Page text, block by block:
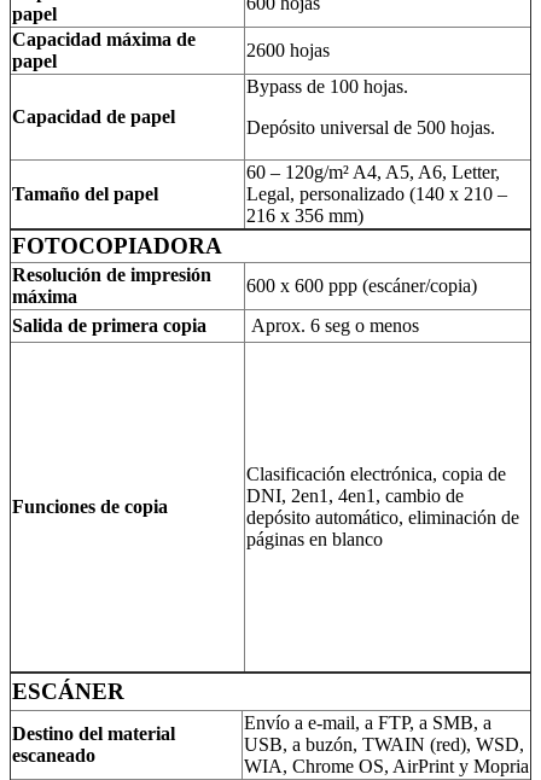
papel
Capacidad máxima de
papel
2600 hojas
Capacidad de papel
Bypass de 100 hojas.
Depósito universal de 500 hojas.
Tamaño del papel
60 – 120g/m² A4, A5, A6, Letter,
Legal, personalizado (140 x 210 –
216 x 356 mm)
FOTOCOPIADORA
Resolución de impresión
máxima
600 x 600 ppp (escáner/copia)
Salida de primera copia
Aprox. 6 seg o menos
Funciones de copia
Clasificación electrónica, copia de
DNI, 2en1, 4en1, cambio de
depósito automático, eliminación de
páginas en blanco
ESCÁNER
Destino del material
escaneado
Envío a e-mail, a FTP, a SMB, a
USB, a buzón, TWAIN (red), WSD,
WIA, Chrome OS, AirPrint y Mopria